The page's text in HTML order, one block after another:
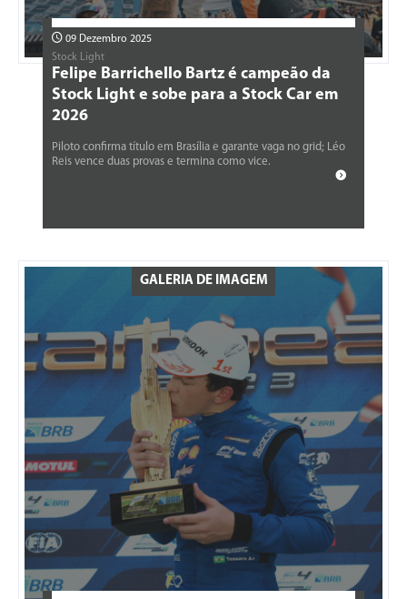
09 Dezembro 2025
Stock Light
Felipe Barrichello Bartz é campeão da
Stock Light e sobe para a Stock Car em
2026
Piloto confirma título em Brasília e garante vaga no grid; Léo
Reis vence duas provas e termina como vice.
GALERIA DE IMAGEM